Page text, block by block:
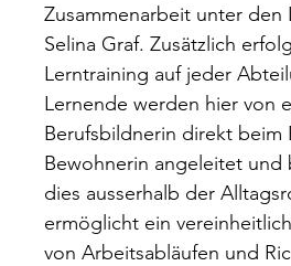
Zusammenarbeit unter den
Selina Graf. Zusätzlich
Lerntraining auf jeder
Lernende werden hier von
Berufsbildnerin direkt
Bewohnerin angeleitet und
dies ausserhalb der
ermöglicht ein
von Arbeitsabläufen und